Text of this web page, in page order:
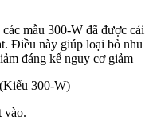
mẫu 300-W đã được cải
Điều này giúp loại bỏ nhu
đáng kể nguy cơ giảm
300-W)
vào.